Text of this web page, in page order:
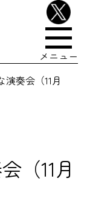
メニュー
奏会（11月
（11月